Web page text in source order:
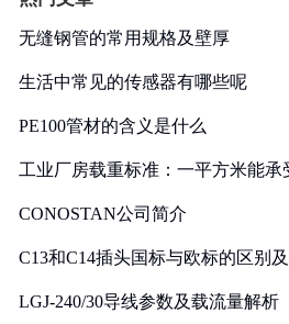
无缝钢管的常用规格及壁厚
生活中常见的传感器有哪些呢
PE100管材的含义是什么
工业厂房载重标准：一平方米能承
CONOSTAN公司简介
C13和C14插头国标与欧标的区别
LGJ-240/30导线参数及载流量解析